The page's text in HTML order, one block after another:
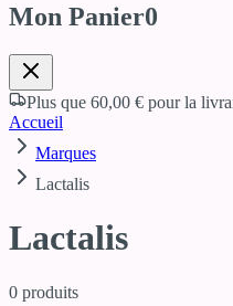
Mon Panier0
Plus que 60,00 € pour la
Accueil
Marques
Lactalis
Lactalis
0 produits